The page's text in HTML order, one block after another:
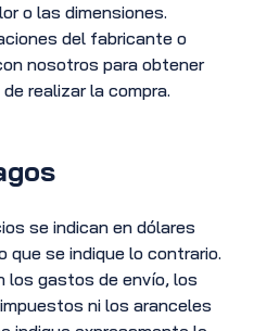
o las dimensiones.
del fabricante o
nosotros para obtener
realizar la compra.
se indican en dólares
que se indique lo contrario.
los gastos de envío, los
ni los aranceles